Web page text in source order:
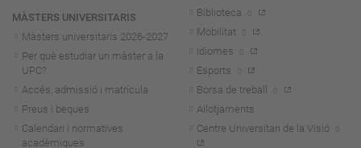
MÀSTERS UNIVERSITARIS
Màsters universitaris 2026-2027
Per què estudiar un màster a la
UPC?
Accés, admissió i matrícula
Preus i beques
Calendari i normatives
acadèmiques
Biblioteca
Mobilitat
Idiomes
Esports
Borsa de treball
Allotjaments
Centre Universitari de la Visió